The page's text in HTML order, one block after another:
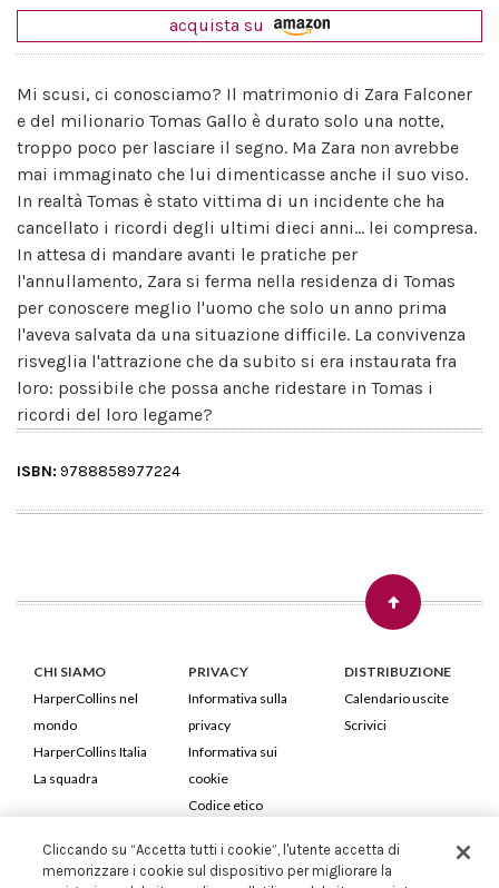
acquista su
Mi scusi, ci conosciamo? Il matrimonio di Zara Falconer
e del milionario Tomas Gallo è durato solo una notte,
troppo poco per lasciare il segno. Ma Zara non avrebbe
mai immaginato che lui dimenticasse anche il suo viso.
In realtà Tomas è stato vittima di un incidente che ha
cancellato i ricordi degli ultimi dieci anni... lei compresa.
In attesa di mandare avanti le pratiche per
l'annullamento, Zara si ferma nella residenza di Tomas
per conoscere meglio l'uomo che solo un anno prima
l'aveva salvata da una situazione difficile. La convivenza
risveglia l'attrazione che da subito si era instaurata fra
loro: possibile che possa anche ridestare in Tomas i
ricordi del loro legame?
ISBN: 9788858977224
CHI SIAMO
HarperCollins nel
mondo
HarperCollins Italia
La squadra
PRIVACY
Informativa sulla
privacy
Informativa sui
cookie
Codice etico
DISTRIBUZIONE
Calendario uscite
Scrivici
HarperCollins Italia S.p.A. Viale Monte Nero, 84 - 20135 Milano
Cliccando su “Accetta tutti i cookie”, l'utente accetta di
memorizzare i cookie sul dispositivo per migliorare la